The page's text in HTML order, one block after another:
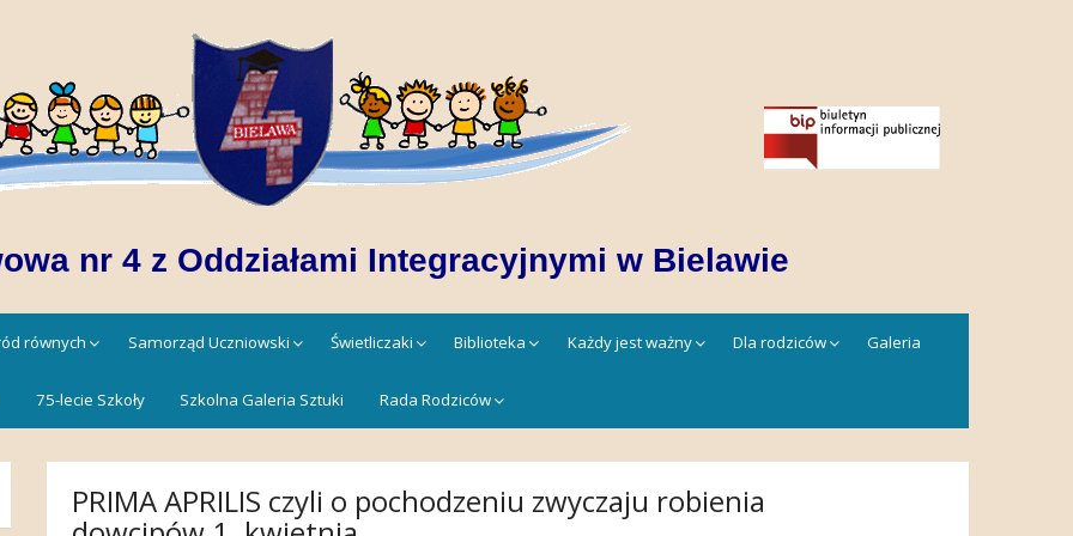
nr 4 z Oddziałami Integracyjnymi w Bielawie
równych Samorząd Uczniowski Świetliczaki Biblioteka Każdy jest ważny Dla rodziców Galeria
75-lecie Szkoły Szkolna Galeria Sztuki Rada Rodziców
PRIMA APRILIS czyli o pochodzeniu zwyczaju robienia